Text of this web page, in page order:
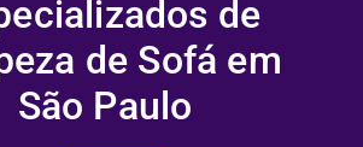
de
de Sofá em
São Paulo